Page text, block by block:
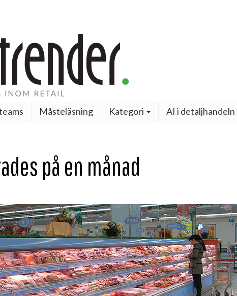
Måsteläsning Kategori AI i detaljhandeln
på en månad